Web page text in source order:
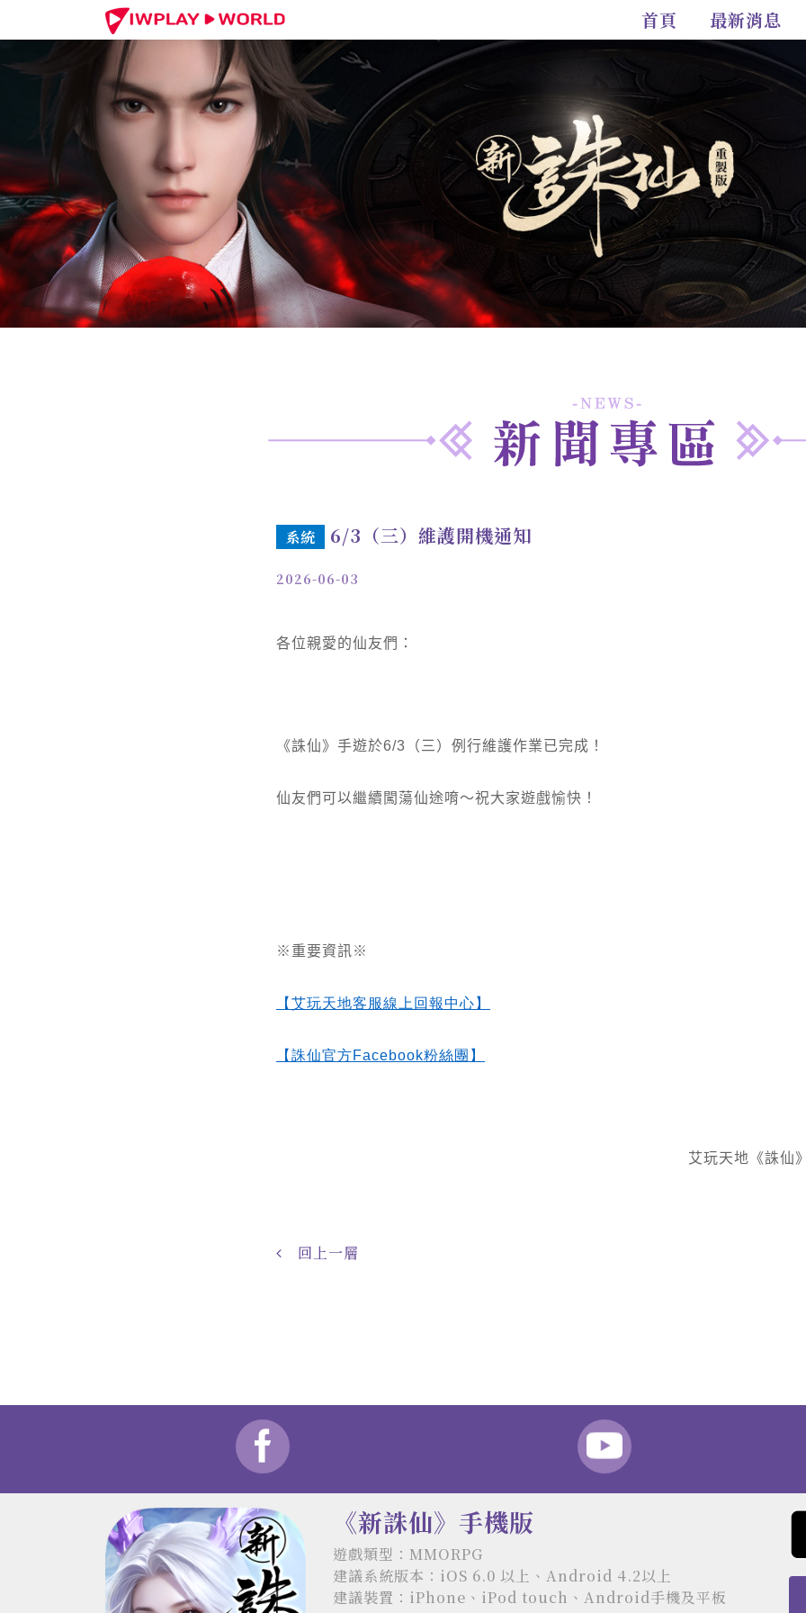
首頁 最新消息
系統 6/3（三）維護開機通知
2026-06-03
各位親愛的仙友們：
《誅仙》手遊於6/3（三）例行維護作業已完成！
仙友們可以繼續闖蕩仙途唷～祝大家遊戲愉快！
※重要資訊※
【艾玩天地客服線上回報中心】
【誅仙官方Facebook粉絲團】
艾玩天地《誅仙
回上一層
《新誅仙》手機版
遊戲類型：MMORPG
建議系統版本：iOS 6.0 以上、Android 4.2以上
建議裝置：iPhone、iPod touch、Android手機及平板